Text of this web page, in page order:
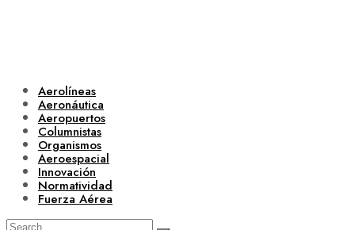
Aerolíneas
Aeronáutica
Aeropuertos
Columnistas
Organismos
Aeroespacial
Innovación
Normatividad
Fuerza Aérea